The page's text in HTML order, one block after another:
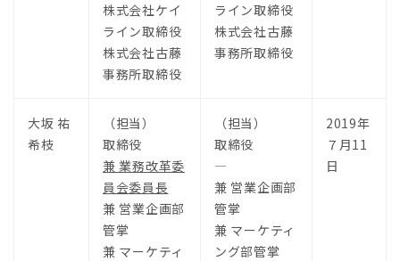
株式会社ケイ
ライン取締役
株式会社古藤
事務所取締役
ライン取締役
株式会社古藤
事務所取締役
大坂 祐
希枝
（担当）
取締役
兼 業務改革委
員会委員長
兼 営業企画部
管掌
兼 マーケティ
（担当）
取締役
―
兼 営業企画部
管掌
兼 マーケティ
ング部管掌
2019年
７月11
日